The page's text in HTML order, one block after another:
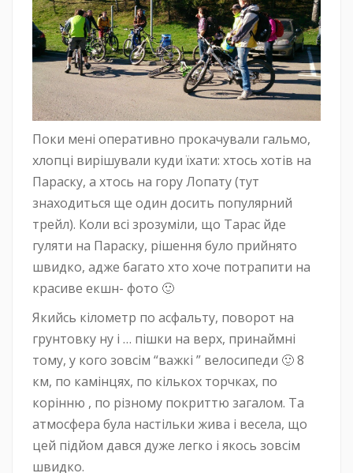
Поки мені оперативно прокачували гальмо,
хлопці вирішували куди їхати: хтось хотів на
Параску, а хтось на гору Лопату (тут
знаходиться ще один досить популярний
трейл). Коли всі зрозуміли, що Тарас йде
гуляти на Параску, рішення було прийнято
швидко, адже багато хто хоче потрапити на
красиве екшн- фото 🙂
Якийсь кілометр по асфальту, поворот на
грунтовку ну і … пішки на верх, принаймні
тому, у кого зовсім “важкі ” велосипеди 🙂 8
км, по камінцях, по кількох торчках, по
корінню , по різному покриттю загалом. Та
атмосфера була настільки жива і весела, що
цей підйом дався дуже легко і якось зовсім
швидко.